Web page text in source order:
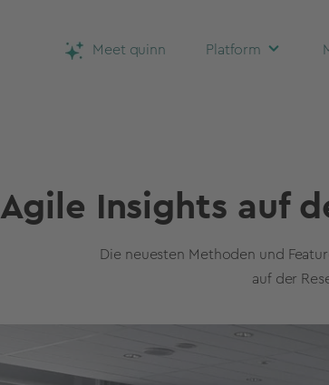
Meet quinn Platform
Agile Insights auf
Die neuesten Methoden und
auf der